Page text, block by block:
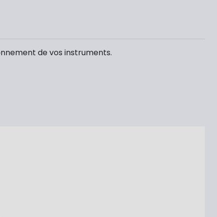
de vos instruments.